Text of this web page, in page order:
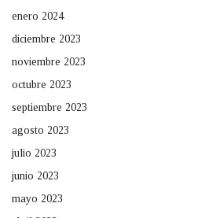
enero 2024
diciembre 2023
noviembre 2023
octubre 2023
septiembre 2023
agosto 2023
julio 2023
junio 2023
mayo 2023